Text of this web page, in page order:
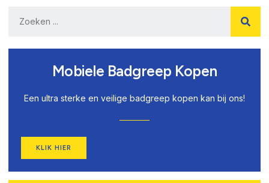
Mobiele Badgreep Kopen
Een ultra sterke en veilige badgreep kopen kan bij ons!
KLIK HIER